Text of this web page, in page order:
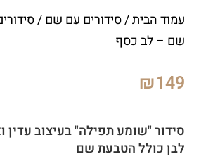
עמוד הבית/סידורים עם שם/
שם – לב כסף
₪149
סידור "שומע תפילה" בעיצוב עדין
לבן כולל הטבעת שם